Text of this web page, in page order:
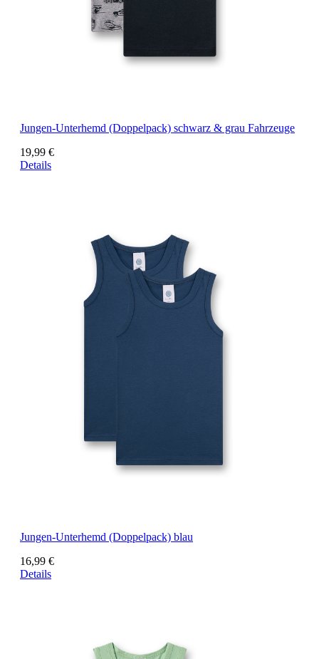
Jungen-Unterhemd (Doppelpack) schwarz & grau Fahrzeuge
19,99 €
Details
Jungen-Unterhemd (Doppelpack) blau
16,99 €
Details